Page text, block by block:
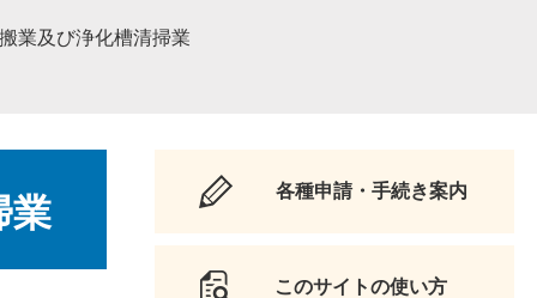
業及び浄化槽清掃業
業
各種申請・手続き案内
このサイトの使い方